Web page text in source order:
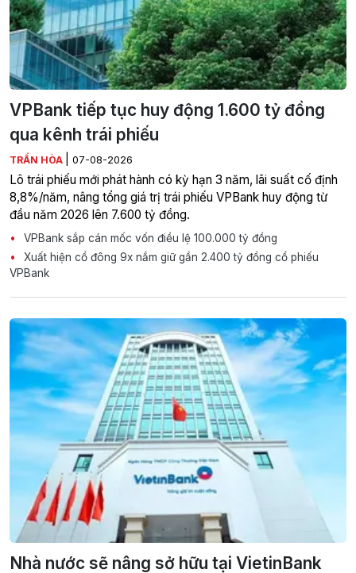
VPBank tiếp tục huy động 1.600 tỷ đồng
qua kênh trái phiếu
TRẦN HÒA 07-08-2026
Lô trái phiếu mới phát hành có kỳ hạn 3 năm, lãi suất cố định
8,8%/năm, nâng tổng giá trị trái phiếu VPBank huy động từ
đầu năm 2026 lên 7.600 tỷ đồng.
VPBank sắp cán mốc vốn điều lệ 100.000 tỷ đồng
Xuất hiện cổ đông 9x nắm giữ gần 2.400 tỷ đồng cổ phiếu
VPBank
Nhà nước sẽ nâng sở hữu tại VietinBank